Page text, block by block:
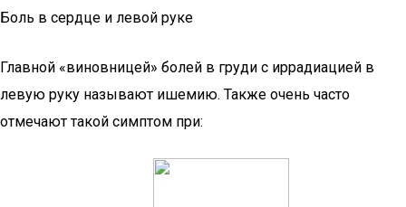
Боль в сердце и левой руке
Главной «виновницей» болей в груди с иррадиацией в
левую руку называют ишемию. Также очень часто
отмечают такой симптом при: